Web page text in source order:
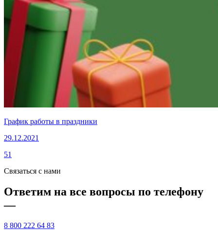
График работы в праздники
29.12.2021
51
Связаться с нами
Ответим на все вопросы по телефону
—
8 800 222 64 83